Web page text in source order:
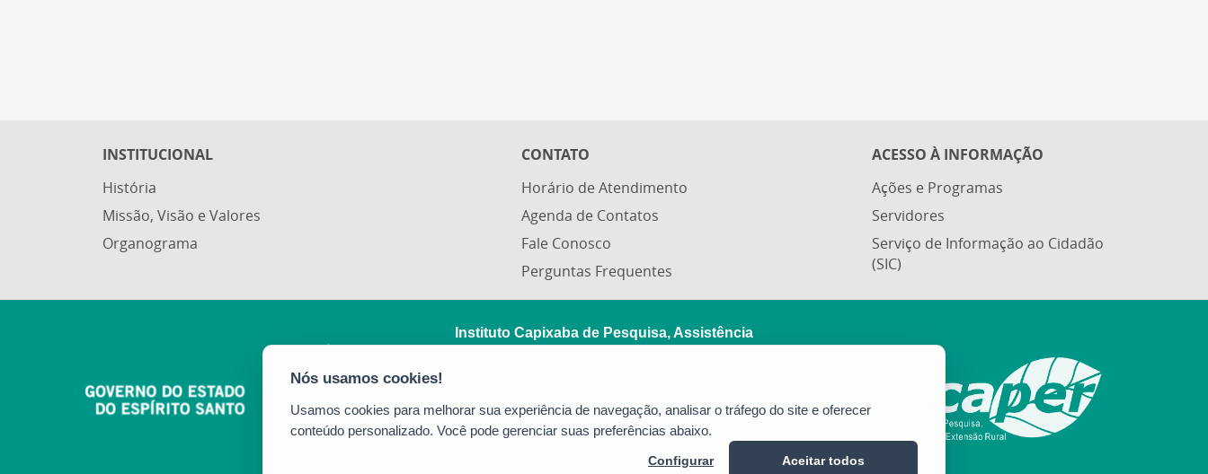
INSTITUCIONAL
História
Missão, Visão e Valores
Organograma
CONTATO
Horário de Atendimento
Agenda de Contatos
Fale Conosco
Perguntas Frequentes
ACESSO À INFORMAÇÃO
Ações e Programas
Servidores
Serviço de Informação ao Cidadão
(SIC)
Instituto Capixaba de Pesquisa, Assistência
CEP: 29052-010 - Vitória / ES
Tel.: (27) 3940-0210
Usamos cookies para melhorar sua experiência de navegação, analisar o tráfego do site e oferecer
conteúdo personalizado. Você pode gerenciar suas preferências abaixo.
Configurar Aceitar todos